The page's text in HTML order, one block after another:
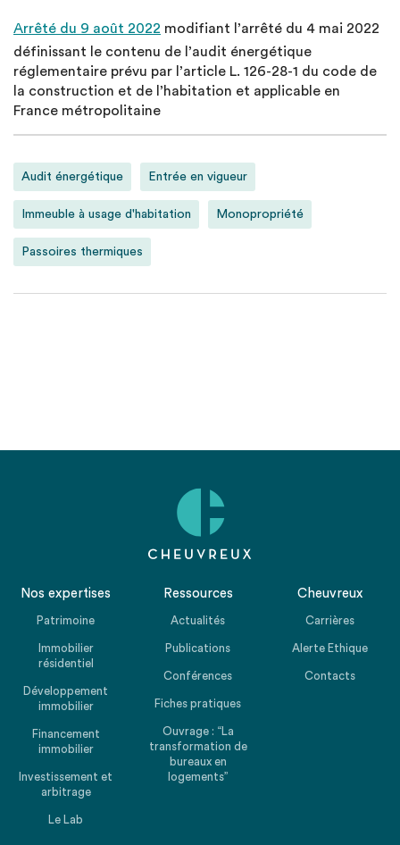
Arrêté du 9 août 2022 modifiant l’arrêté du 4 mai 2022
définissant le contenu de l’audit énergétique
réglementaire prévu par l’article L. 126-28-1 du code de
la construction et de l’habitation et applicable en
France métropolitaine
Audit énergétique Entrée en vigueur
Immeuble à usage d'habitation Monopropriété
Passoires thermiques
Nos expertises
Patrimoine
Immobilier
résidentiel
Développement
immobilier
Financement
immobilier
Investissement et
arbitrage
Le Lab
Ressources
Actualités
Publications
Conférences
Fiches pratiques
Ouvrage : “La
transformation de
bureaux en
logements”
Cheuvreux
Carrières
Alerte Ethique
Contacts